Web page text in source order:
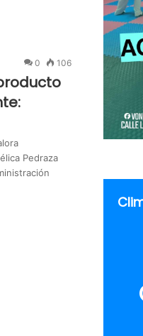
0 106
Pedraza